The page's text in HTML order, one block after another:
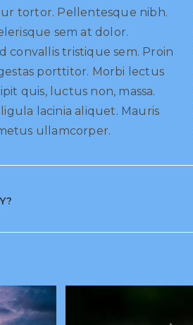
tortor. Pellentesque nibh.
sem at dolor.
convallis tristique sem. Proin
porttitor. Morbi lectus
quis, luctus non, massa.
lacinia aliquet. Mauris
ullamcorper.